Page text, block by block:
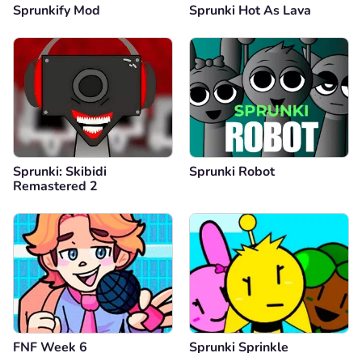
Sprunkify Mod Sprunki Hot As Lava
Sprunki: Skibidi
Remastered 2
Sprunki Robot
FNF Week 6 Sprunki Sprinkle